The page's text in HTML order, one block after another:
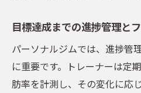
目標達成までの進捗管理と
パーソナルジムでは、進捗管
に重要です。トレーナーは定
肪率を計測し、その変化に応